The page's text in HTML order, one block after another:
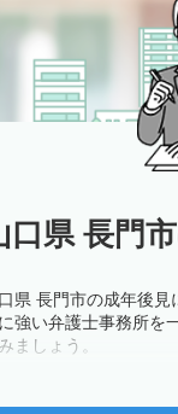
口県 長門
県 長門市の成年後
強い弁護士事務所を
ましょう。